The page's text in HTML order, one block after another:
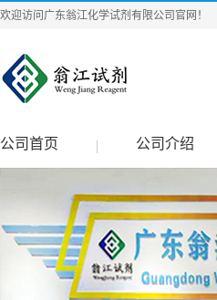
欢迎访问广东翁江化学试剂有限公司官网！
公司首页 公司介绍